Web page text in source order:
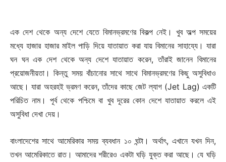
এক দেশ থেকে অন্য দেশে যেতে বিমানভ্রমণের বিকল্প নেই। খুব অল্প সময়ের
মধ্যে হাজার হাজার মাইল পাড়ি দিয়ে যাতায়াত করা যায় বিমানের সাহায্যে। যারা
ঘন ঘন এক দেশ থেকে অন্য দেশে যাতায়াত করেন, তাঁরাই জানেন বিমানের
প্রয়োজনীয়তা। কিন্তু সময় বাঁচানোর সাথে সাথে বিমানভ্রমণের কিছু অসুবিধাও
আছে। যারা অহরহই ভ্রমণ করেন, তাঁদের কাছে জেট ল্যাগ (Jet Lag) একটি
পরিচিত নাম। পূর্ব থেকে পশ্চিমে বা খুব দূরের কোন দেশে যাতায়াত করলে এই
অসুবিধা দেখা দেয়।
বাংলাদেশের সাথে আমেরিকার সময় ব্যবধান ১০ ঘন্টা। অর্থাৎ, এখানে যখন দিন,
তখন আমেরিকাতে রাত। আমাদের শরীরেও একটা ঘড়ি যুক্ত করা আছে। যে ঘড়ি